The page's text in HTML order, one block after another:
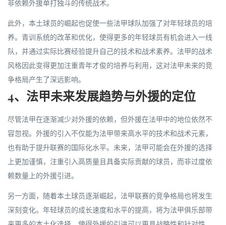
非依赖外援单打独斗的传统战术。
此外，本土球员的崛起也促使一些法甲球队加强了对年轻球员的培
养。青训系统的改革和优化，使得更多的年轻球员有机会进入一线
队，并通过实际比赛经验提升自己的技术和战术素养。法甲的战术
风格因此变得更加注重青年才俊的培养与利用，这对法甲未来的竞
争格局产生了深远影响。
4、法甲未来发展趋势与外援的定位
尽管法甲在逐渐减少对外援的依赖，但外援在法甲中的地位依然不
容忽视。外援的引入不仅能为法甲带来高水平的技术和战术元素，
也有助于提升联赛的国际化水平。未来，法甲可能会在外援的选择
上更加谨慎，注重引入高质量且具备实际贡献的球员，而非过度依
赖数量上的外援引进。
另一方面，随着本土球员逐渐崛起，法甲联赛的竞争格局也将发生
深刻变化。年轻球员的成长速度和水平的提高，将为法甲俱乐部带